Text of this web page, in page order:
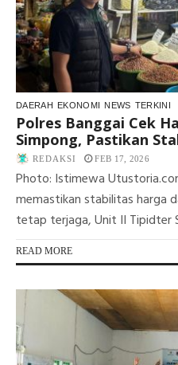
DAERAH EKONOMI NEWS TERKINI
Polres Banggai Cek
Simpong, Pastikan
REDAKSI FEB 17, 2026
Photo: Istimewa
memastikan stabilitas harga
tetap terjaga, Unit II Tipidter
READ MORE